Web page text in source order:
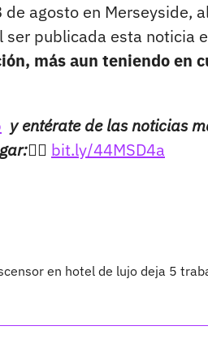
agosto en Merseyside,
publicada esta noticia
más aun teniendo en
y entérate de las noticias
bit.ly/44MSD4a
en hotel de lujo deja 5